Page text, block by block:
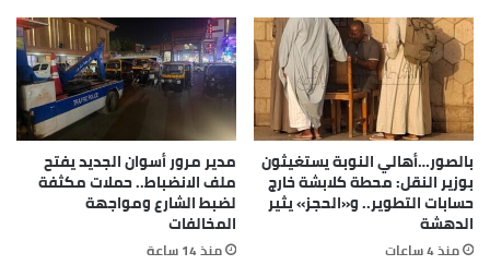
بالصور…أهالي النوبة يستغيثون
بوزير النقل: محطة كلابشة خارج
حسابات التطوير.. و«الحجز» يثير
الدهشة
منذ 4 ساعات
مدير مرور أسوان الجديد يفتح
ملف الانضباط.. حملات مكثفة
لضبط الشارع ومواجهة
المخالفات
منذ 14 ساعة